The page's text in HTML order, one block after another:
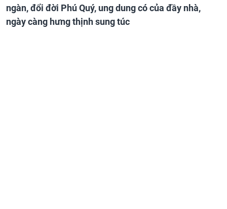
ngàn, đổi đời Phú Quý, ung dung có của đầy nhà,
ngày càng hưng thịnh sung túc